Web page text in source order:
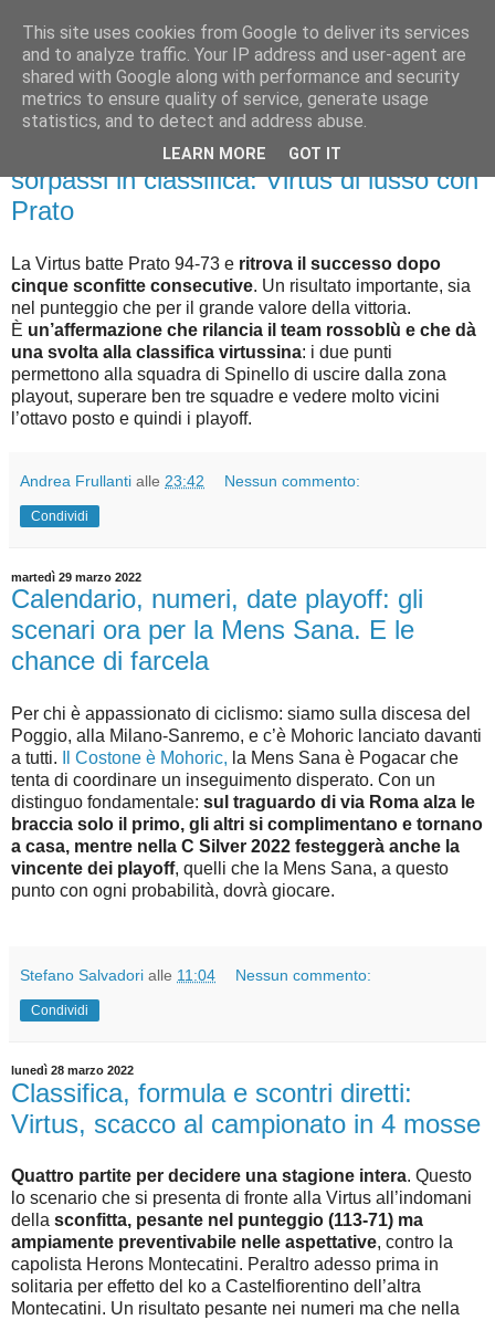
Palla al cerchio
giovedì 31 marzo 2022
Vittoria e fiducia ritrovate, con 3
sorpassi in classifica: Virtus di lusso con
Prato
La Virtus batte Prato 94-73 e ritrova il successo dopo
cinque sconfitte consecutive. Un risultato importante, sia
nel punteggio che per il grande valore della vittoria.
È un’affermazione che rilancia il team rossoblù e che dà
una svolta alla classifica virtussina: i due punti
permettono alla squadra di Spinello di uscire dalla zona
playout, superare ben tre squadre e vedere molto vicini
l’ottavo posto e quindi i playoff.
Andrea Frullanti alle 23:42 Nessun commento:
Condividi
martedì 29 marzo 2022
Calendario, numeri, date playoff: gli
scenari ora per la Mens Sana. E le
chance di farcela
Per chi è appassionato di ciclismo: siamo sulla discesa del
Poggio, alla Milano-Sanremo, e c’è Mohoric lanciato davanti
a tutti.
Il Costone è Mohoric, la Mens Sana è Pogacar che
tenta di coordinare un inseguimento disperato. Con un
distinguo fondamentale: sul traguardo di via Roma alza le
braccia solo il primo, gli altri si complimentano e tornano
a casa, mentre nella C Silver 2022 festeggerà anche la
vincente dei playoff, quelli che la Mens Sana, a questo
punto con ogni probabilità, dovrà giocare.
Stefano Salvadori alle 11:04 Nessun commento:
Condividi
lunedì 28 marzo 2022
Classifica, formula e scontri diretti:
Virtus, scacco al campionato in 4 mosse
Quattro partite per decidere una stagione intera. Questo
lo scenario che si presenta di fronte alla Virtus all’indomani
della sconfitta, pesante nel punteggio (113-71) ma
ampiamente preventivabile nelle aspettative, contro la
capolista Herons Montecatini. Peraltro adesso prima in
solitaria per effetto del ko a Castelfiorentino dell’altra
Montecatini. Un risultato pesante nei numeri ma che nella
This site uses cookies from Google to deliver its services
and to analyze traffic. Your IP address and user-agent are
shared with Google along with performance and security
metrics to ensure quality of service, generate usage
statistics, and to detect and address abuse.
LEARN MORE GOT IT